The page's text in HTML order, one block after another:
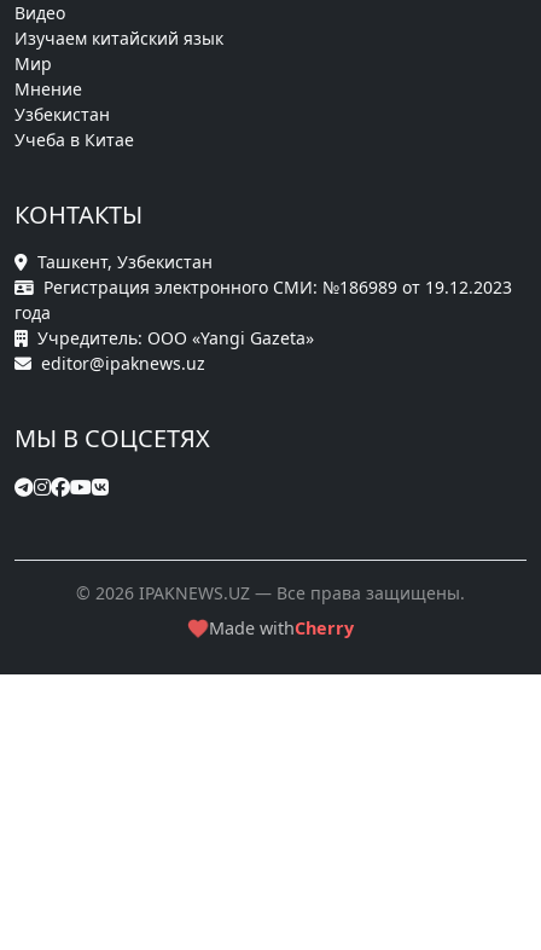
Видео
Изучаем китайский язык
Мир
Мнение
Узбекистан
Учеба в Китае
КОНТАКТЫ
Ташкент, Узбекистан
Регистрация электронного СМИ: №186989 от 19.12.2023
года
Учредитель: ООО «Yangi Gazeta»
editor@ipaknews.uz
МЫ В СОЦСЕТЯХ
© 2026 IPAKNEWS.UZ — Все права защищены.
Made withCherry